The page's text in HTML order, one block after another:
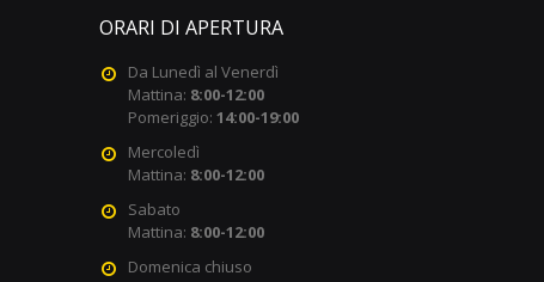
ORARI DI APERTURA
Da Lunedì al Venerdì
Mattina: 8:00-12:00
Pomeriggio: 14:00-19:00
Mercoledì
Mattina: 8:00-12:00
Sabato
Mattina: 8:00-12:00
Domenica chiuso